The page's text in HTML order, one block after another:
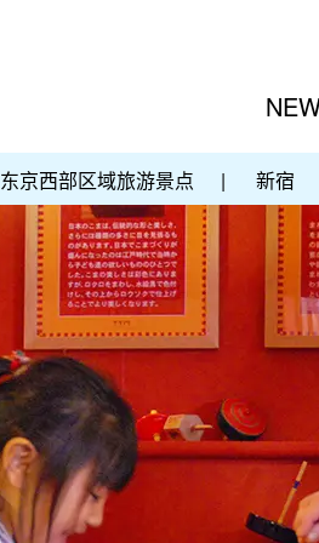
东京西部区域旅游景点 | 新宿